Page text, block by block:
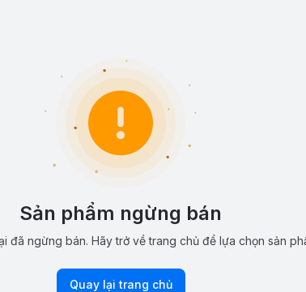
Sản phẩm ngừng bán
đã ngừng bán. Hãy trở về trang chủ để lựa chọn sản
Quay lại trang chủ